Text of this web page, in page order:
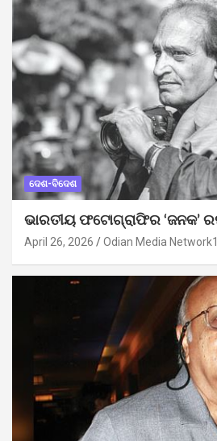
ଦେଶ-ବିଦେଶ
ଭାରତୀୟ ଫଟୋଗ୍ରାଫିର ‘ଜନକ’
April 26, 2026 Odian Media Network1